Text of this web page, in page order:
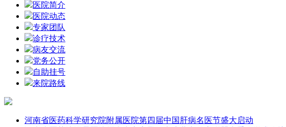
医院简介
医院动态
专家团队
诊疗技术
病友交流
党务公开
自助挂号
来院路线
河南省医药科学研究院附属医院第四届中国肝病名医节盛大启动